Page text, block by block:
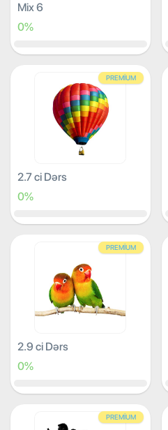
Mix 6
0%
PREMIUM
2.7 ci Dərs
0%
PREMIUM
2.9 ci Dərs
0%
PREMIUM